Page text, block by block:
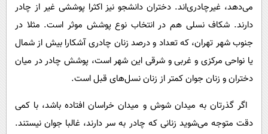
می‌دهد، غیرچادری‌اند. دختران دانشجو نیز اکثرا پوششی غیر از چادر
دارند. شکاف نسلی هم در انتخاب نوع پوشش موثر است. مثلا در
جنوب شهر تهران، که تعداد و درصد زنان چادری آشکارا بیش از شمال
یا نواحی مرکزی و غربی و شرقی این شهر است، پوشش چادر در میان
دختران و زنان جوان کمتر از زنان نسل‌های قبل است.
اگر گذرتان به میدان شوش و میدان خراسان افتاده باشد، با کمی
دقت متوجه می‌شوید زنانی که چادر به سر دارند، غالبا جوان نیستند.